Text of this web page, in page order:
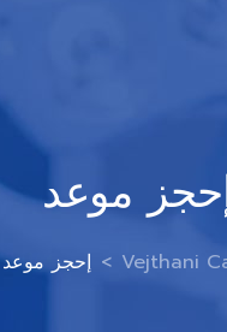
موعد
Vejthani
> إحجز موعد